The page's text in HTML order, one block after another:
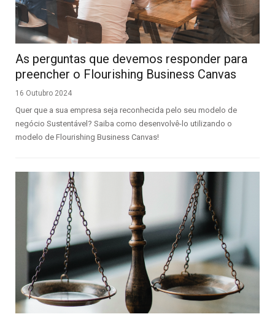
As perguntas que devemos responder para
preencher o Flourishing Business Canvas
16 Outubro 2024
Quer que a sua empresa seja reconhecida pelo seu modelo de
negócio Sustentável? Saiba como desenvolvê-lo utilizando o
modelo de Flourishing Business Canvas!